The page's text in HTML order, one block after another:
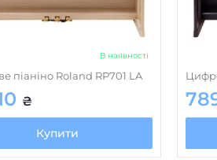
В наявності
піаніно Roland RP701 LA
₴
Купити